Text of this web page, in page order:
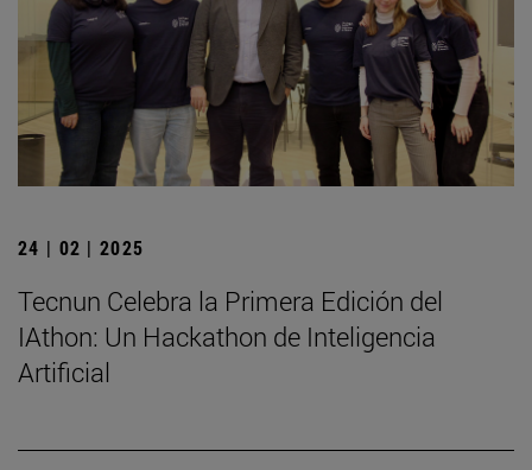
24 | 02 | 2025
Tecnun Celebra la Primera Edición del
IAthon: Un Hackathon de Inteligencia
Artificial